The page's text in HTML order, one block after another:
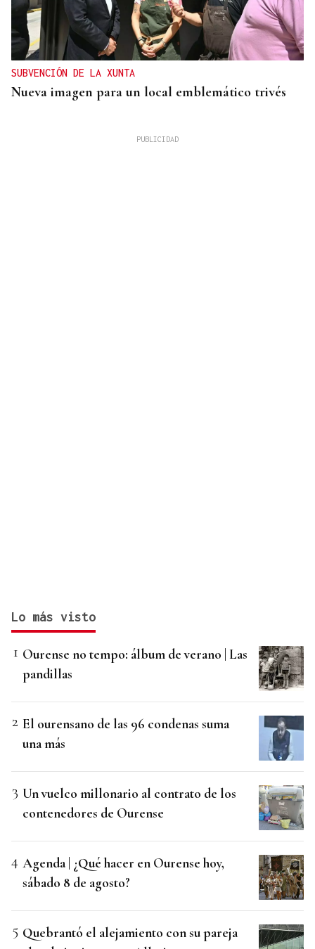
SUBVENCIÓN DE LA XUNTA
Nueva imagen para un local emblemático trivés
Lo más visto
Ourense no tempo: álbum de verano | Las
pandillas
El ourensano de las 96 condenas suma
una más
Un vuelco millonario al contrato de los
contenedores de Ourense
Agenda | ¿Qué hacer en Ourense hoy,
sábado 8 de agosto?
Quebrantó el alejamiento con su pareja